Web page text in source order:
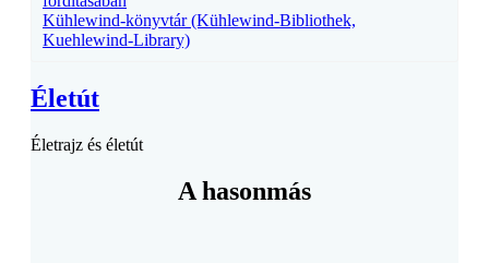
Kühlewind-könyvtár (Kühlewind-Bibliothek,
Kuehlewind-Library)
Életút
Életrajz és életút
A hasonmás